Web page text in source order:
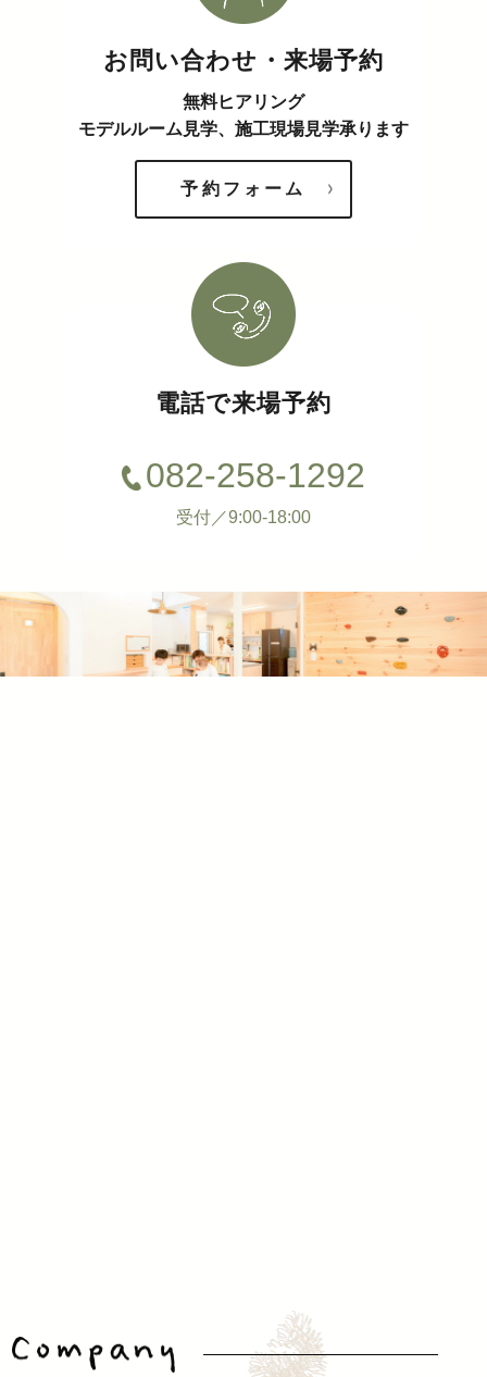
お問い合わせ・来場予約
無料ヒアリング
モデルルーム見学、施工現場見学承ります
予約フォーム
電話で来場予約
082-258-1292
受付／9:00-18:00